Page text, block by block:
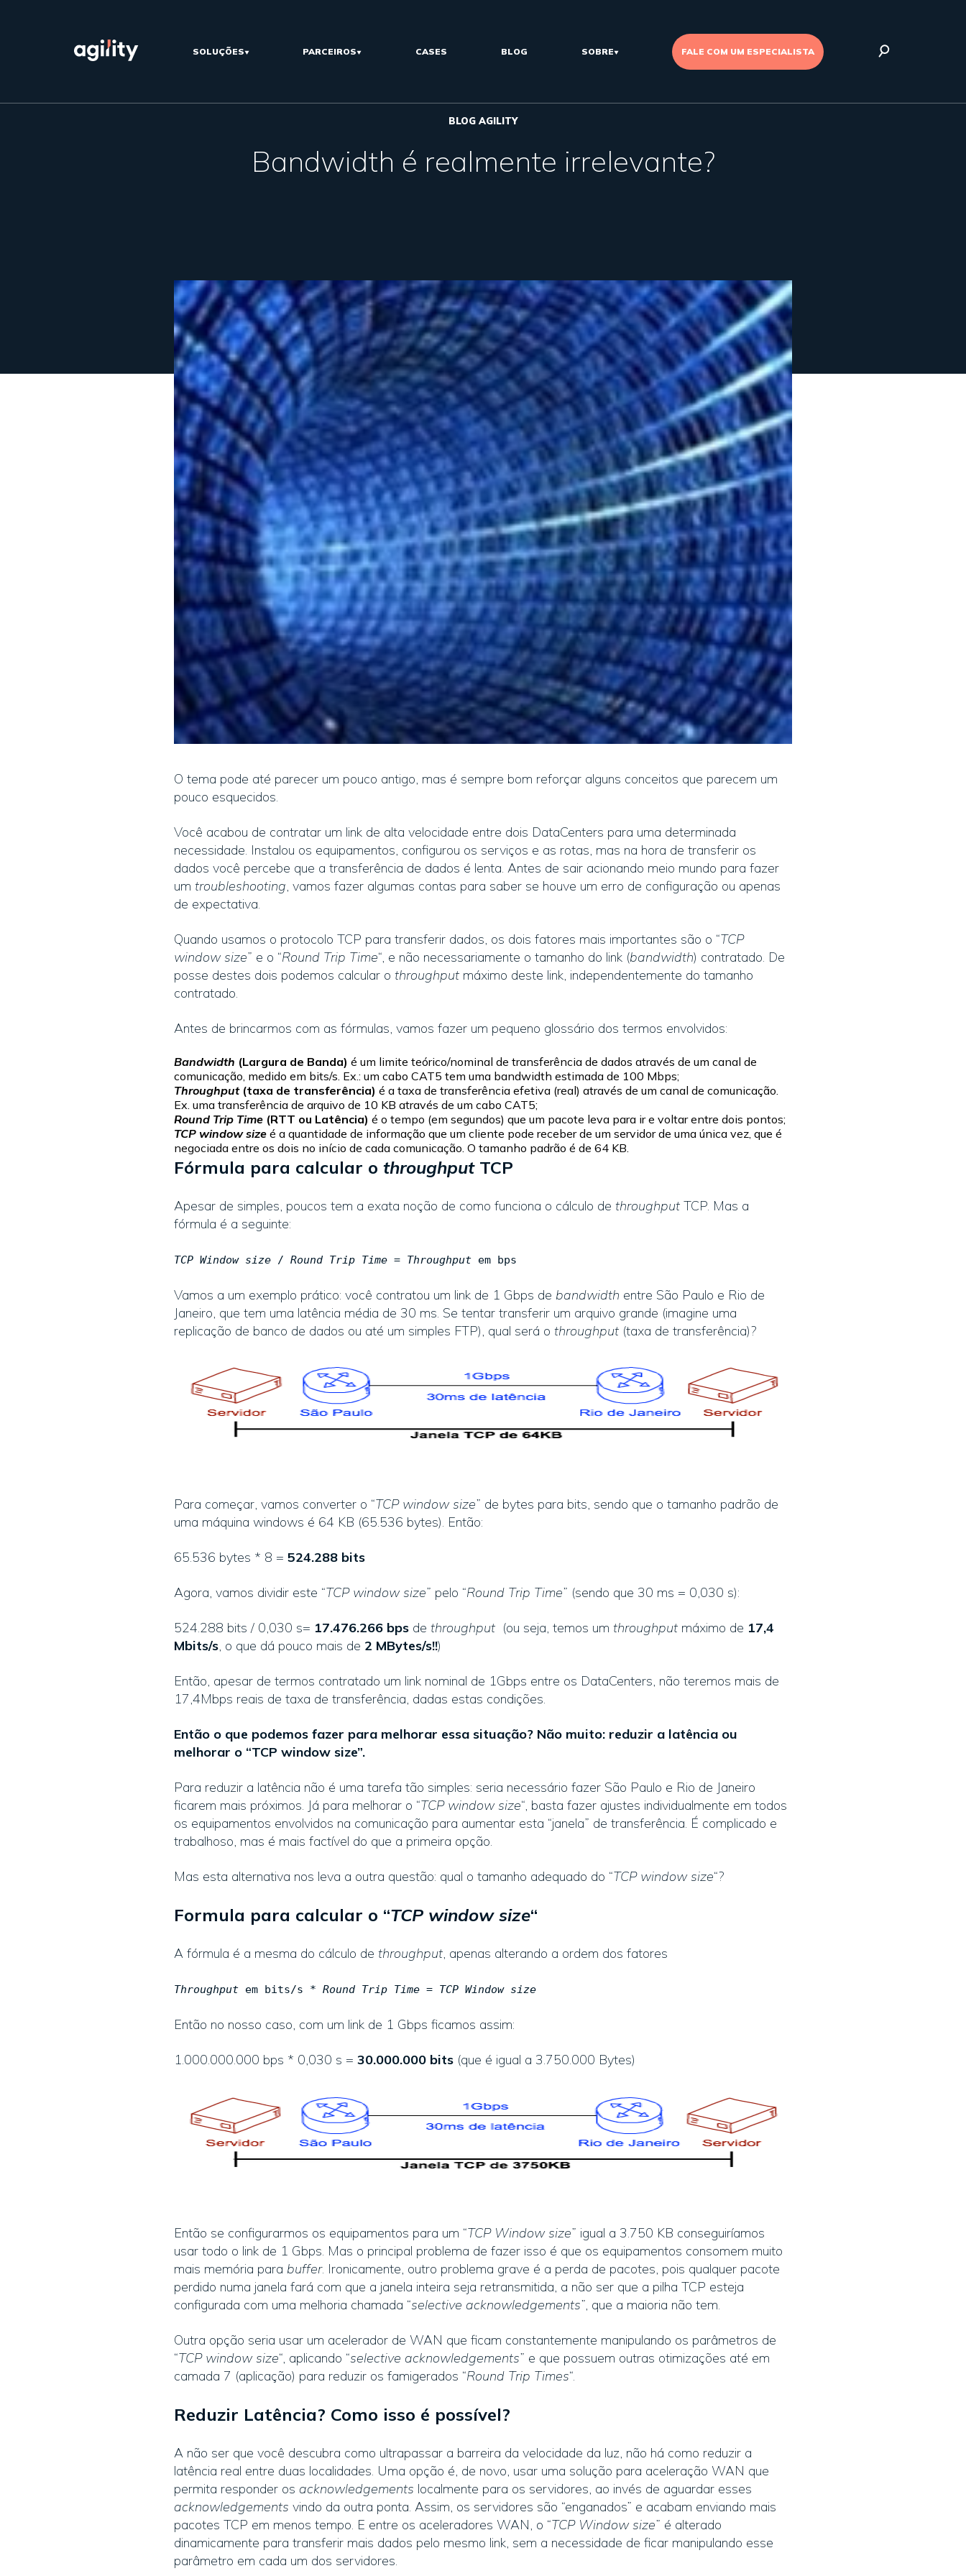
SOLUÇÕES PARCEIROS CASES BLOG SOBRE FALE COM UM ESPECIALISTA
BLOG AGILITY
Bandwidth é realmente irrelevante?
O tema pode até parecer um pouco antigo, mas é sempre bom reforçar alguns conceitos que parecem um
pouco esquecidos.
Você acabou de contratar um link de alta velocidade entre dois DataCenters para uma determinada
necessidade. Instalou os equipamentos, configurou os serviços e as rotas, mas na hora de transferir os
dados você percebe que a transferência de dados é lenta. Antes de sair acionando meio mundo para fazer
um troubleshooting, vamos fazer algumas contas para saber se houve um erro de configuração ou apenas
de expectativa.
Quando usamos o protocolo TCP para transferir dados, os dois fatores mais importantes são o “TCP
window size” e o “Round Trip Time“, e não necessariamente o tamanho do link (bandwidth) contratado. De
posse destes dois podemos calcular o throughput máximo deste link, independentemente do tamanho
contratado.
Antes de brincarmos com as fórmulas, vamos fazer um pequeno glossário dos termos envolvidos:
Bandwidth (Largura de Banda) é um limite teórico/nominal de transferência de dados através de um canal de
comunicação, medido em bits/s. Ex.: um cabo CAT5 tem uma bandwidth estimada de 100 Mbps;
Throughput(taxa de transferência) é a taxa de transferência efetiva (real) através de um canal de comunicação.
Ex. uma transferência de arquivo de 10 KB através de um cabo CAT5;
Round Trip Time (RTT ou Latência) é o tempo (em segundos) que um pacote leva para ir e voltar entre dois pontos;
TCP window size é a quantidade de informação que um cliente pode receber de um servidor de uma única vez, que é
negociada entre os dois no início de cada comunicação. O tamanho padrão é de 64 KB.
Fórmula para calcular o throughputTCP
Apesar de simples, poucos tem a exata noção de como funciona o cálculo de throughput TCP. Mas a
fórmula é a seguinte:
TCP Window size / Round Trip Time = Throughput em bps
Vamos a um exemplo prático: você contratou um link de 1 Gbps de bandwidth entre São Paulo e Rio de
Janeiro, que tem uma latência média de 30 ms. Se tentar transferir um arquivo grande (imagine uma
replicação de banco de dados ou até um simples FTP), qual será o throughput (taxa de transferência)?
Para começar, vamos converter o “TCP window size” de bytes para bits, sendo que o tamanho padrão de
uma máquina windows é 64 KB (65.536 bytes). Então:
65.536 bytes * 8 = 524.288 bits
Agora, vamos dividir este “TCP window size” pelo “Round Trip Time” (sendo que 30 ms = 0,030 s):
524.288 bits / 0,030 s= 17.476.266 bps de throughput (ou seja, temos um throughput máximo de 17,4
Mbits/s, o que dá pouco mais de 2 MBytes/s!!)
Então, apesar de termos contratado um link nominal de 1Gbps entre os DataCenters, não teremos mais de
17,4Mbps reais de taxa de transferência, dadas estas condições.
Então o que podemos fazer para melhorar essa situação? Não muito: reduzir a latência ou
melhorar o “TCP window size”.
Para reduzir a latência não é uma tarefa tão simples: seria necessário fazer São Paulo e Rio de Janeiro
ficarem mais próximos. Já para melhorar o “TCP window size“, basta fazer ajustes individualmente em todos
os equipamentos envolvidos na comunicação para aumentar esta “janela” de transferência. É complicado e
trabalhoso, mas é mais factível do que a primeira opção.
Mas esta alternativa nos leva a outra questão: qual o tamanho adequado do “TCP window size“?
Formula para calcular o “TCP window size“
A fórmula é a mesma do cálculo de throughput, apenas alterando a ordem dos fatores
Throughput em bits/s * Round Trip Time = TCP Window size
Então no nosso caso, com um link de 1 Gbps ficamos assim:
1.000.000.000 bps * 0,030 s = 30.000.000 bits (que é igual a 3.750.000 Bytes)
Então se configurarmos os equipamentos para um “TCP Window size” igual a 3.750 KB conseguiríamos
usar todo o link de 1 Gbps. Mas o principal problema de fazer isso é que os equipamentos consomem muito
mais memória para buffer. Ironicamente, outro problema grave é a perda de pacotes, pois qualquer pacote
perdido numa janela fará com que a janela inteira seja retransmitida, a não ser que a pilha TCP esteja
configurada com uma melhoria chamada “selective acknowledgements”, que a maioria não tem.
Outra opção seria usar um acelerador de WAN que ficam constantemente manipulando os parâmetros de
“TCP window size“, aplicando “selective acknowledgements” e que possuem outras otimizações até em
camada 7 (aplicação) para reduzir os famigerados “Round Trip Times“.
Reduzir Latência? Como isso é possível?
A não ser que você descubra como ultrapassar a barreira da velocidade da luz, não há como reduzir a
latência real entre duas localidades. Uma opção é, de novo, usar uma solução para aceleração WAN que
permita responder os acknowledgements localmente para os servidores, ao invés de aguardar esses
acknowledgements vindo da outra ponta. Assim, os servidores são “enganados” e acabam enviando mais
pacotes TCP em menos tempo. E entre os aceleradores WAN, o “TCP Window size” é alterado
dinamicamente para transferir mais dados pelo mesmo link, sem a necessidade de ficar manipulando esse
parâmetro em cada um dos servidores.